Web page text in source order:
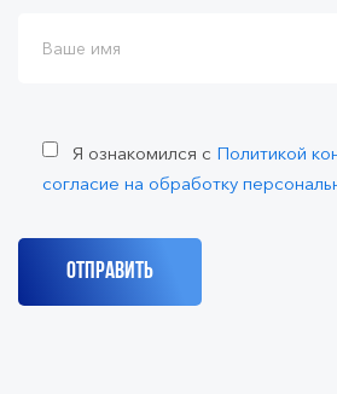
Я ознакомился с Политикой
согласие на обработку